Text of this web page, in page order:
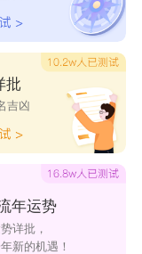
成章。语字五行
言善辩、富有文
于水名，水泽
指涵养、修养、
竹海
雁亦
批
吉凶
年运势
详批，
新的机遇！